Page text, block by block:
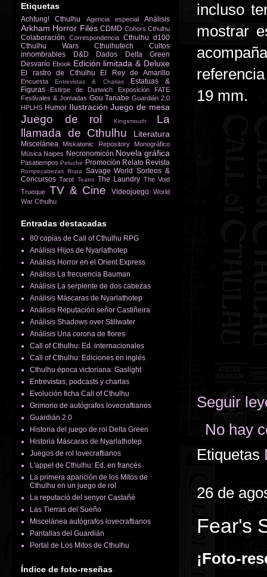
incluso
mostrar
19 mm.
Seguir
No hay
Etiquetas
26 de
Fear's
¡Foto-
Etiquetas
Achtung! Cthulhu Agencia especial Análisis
Arkham Horror Files CDMD Cohors Cthulhu
Colaboración Correspondencia Cthulhu d100
Cthulhu Wars
Cthulhutech
Cultos
innombrables
D&D Dados
Delta Green
Desvarío Ebook Edición limitada & Deluxe
El rastro de Cthulhu El Rey de Amarillo
Encuesta Entrevistas & Charlas
Estatuas &
Figuras
Estirpe de Dunwich Exposición
FATE
Festivales & Jornadas Gou Tanabe Guardián 2.0
HPLHS Humor Ilustración Juego de mesa
Juego de rol Kingsmouth
La
llamada de Cthulhu
Literatura
Miscelánea Miskatonic Repository
Monográfico
Música Naipes Necronomicón Novela gráfica
Pasatiempos Peluche Promoción Relato Revista
Rompecabezas Ropa Savage World Sorteos &
Concursos Tarot Teatro The Laundry The Void
Trueque TV & Cine Videojuego World
War Cthulhu
Entradas destacadas
80 copias de Call of Cthulhu RPG
Análisis Hijos de Nyarlathotep
Análisis Horror en el Orient Express
Análisis La frecuencia Bauman
Análisis La serpiente de dos cabezas
Análisis Máscaras de Nyarlathotep
Análisis Reputación señor Castiñeira
Análisis Shadows over Stillwater
Análisis Una corona de flores
Call of Cthulhu: Ed. internacionales
Call of Cthulhu: Ediciones en inglés
Cthulhu época victoriana: Gaslight
Entrevistas, podcasts y charlas
Evolución ficha Call of Cthulhu
Grimorio de autógrafos lovecraftianos
Guardián 2.0
Historia del juego de rol Delta Green
Historia Máscaras de Nyarlathotep
Juegos de rol lovecraftianos
L'appel de Cthulhu: Ed. en francés
La primera aparición de los Mitos de
Cthulhu en un juego de rol
La reputació del senyor Castañé
Las Tierras del Sueño
Miscelánea autógrafos lovecraftianos
Pantallas del Guardián
Portal de Los Mitos de Cthulhu
Índice de foto-reseñas